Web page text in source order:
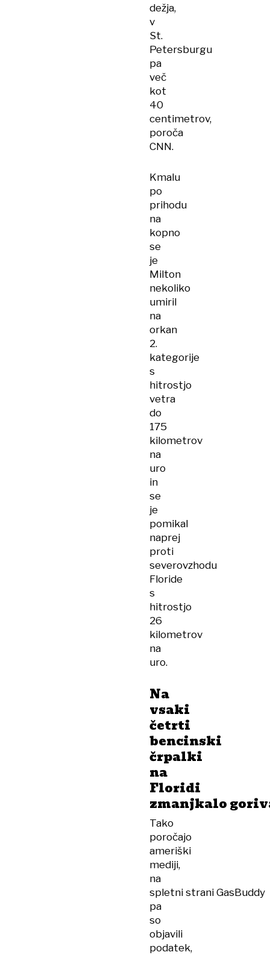
dežja,
v
St.
Petersburgu
pa
več
kot
40
centimetrov,
poroča
CNN.
Kmalu
po
prihodu
na
kopno
se
je
Milton
nekoliko
umiril
na
orkan
2.
kategorije
s
hitrostjo
vetra
do
175
kilometrov
na
uro
in
se
je
pomikal
naprej
proti
severovzhodu
Floride
s
hitrostjo
26
kilometrov
na
uro.
Na
vsaki
četrti
bencinski
črpalki
na
Floridi
zmanjkalo
Tako
poročajo
ameriški
mediji,
na
spletni strani GasBuddy
pa
so
objavili
podatek,